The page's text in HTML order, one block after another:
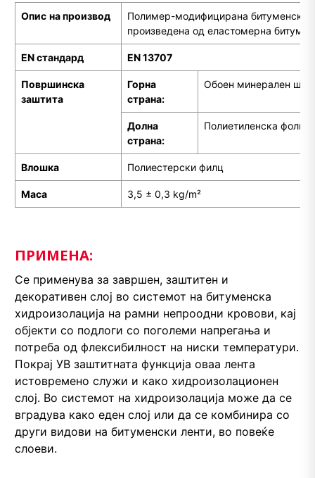
Опис на производ
Полимер-модифицирана битуменска
произведена од еластомерна
EN стандард EN 13707
Површинска
заштита
Горна
страна:
Обоен минерален
Долна
страна:
Полиетиленска фолија
Влошка Полиестерски филц
Mаса 3,5 ± 0,3 kg/m²
ПРИМЕНА:
Се применува за завршен, заштитен и
декоративен слој во системот на битуменска
хидроизолација на рамни непроодни кровови, кај
објекти со подлоги со поголеми напрегања и
потреба од флексибилност на ниски температури.
Покрај УВ заштитната функција оваа лента
истовремено служи и како хидроизолационен
слој. Во системот на хидроизолација може да се
вградува како еден слој или да се комбинира со
други видови на битуменски ленти, во повеќе
слоеви.